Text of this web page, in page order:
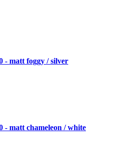
matt foggy / silver
matt chameleon / white